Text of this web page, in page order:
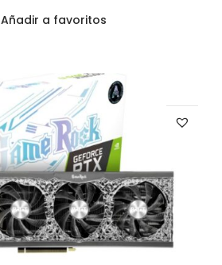
Añadir a favoritos